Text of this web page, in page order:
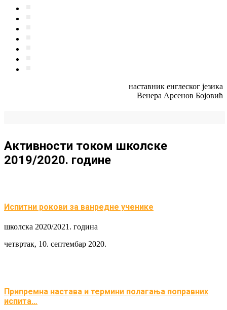
наставник енглеског језика
Венера Арсенов Бојовић
Активности током школске
2019/2020. године
Испитни рокови за ванредне ученике
школска 2020/2021. година
четвртак, 10. септембар 2020.
Припремна настава и термини полагања поправних
испита…